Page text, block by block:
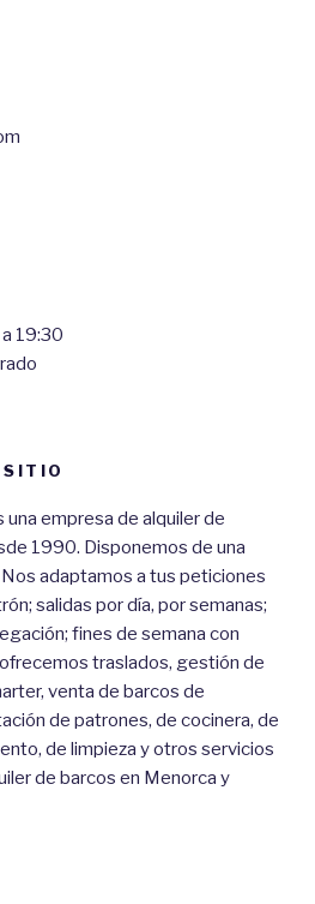
19:30
SITIO
empresa de alquiler de
1990. Disponemos de una
adaptamos a tus peticiones
salidas por día, por semanas;
fines de semana con
traslados, gestión de
venta de barcos de
de patrones, de cocinera, de
de limpieza y otros servicios
de barcos en Menorca y